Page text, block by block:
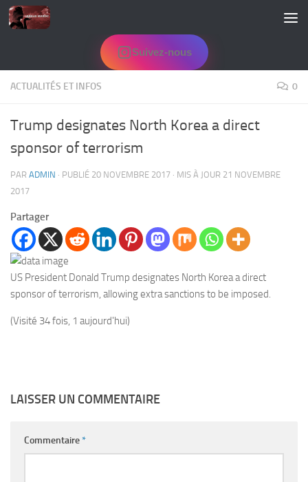
Skip to content
Suivez-nous
ACTUALITÉS ET INFOS 0
Trump designates North Korea a direct
sponsor of terrorism
PAR ADMIN · PUBLIÉ 20 NOVEMBRE 2017 · MIS À JOUR 21 NOVEMBRE
2017
Partager
US President Donald Trump designates North Korea a direct
sponsor of terrorism, allowing extra sanctions to be imposed.
(Visité 34 fois, 1 aujourd'hui)
LAISSER UN COMMENTAIRE
Commentaire*